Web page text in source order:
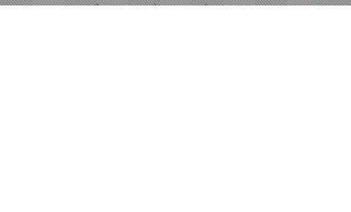
Acerca de nosotros >